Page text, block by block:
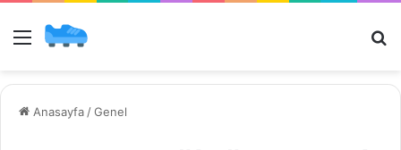
Menü
Anasayfa /Genel